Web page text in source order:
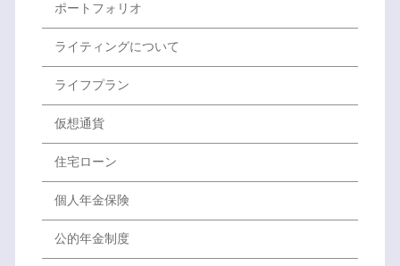
ポートフォリオ
ライティングについて
ライフプラン
仮想通貨
住宅ローン
個人年金保険
公的年金制度